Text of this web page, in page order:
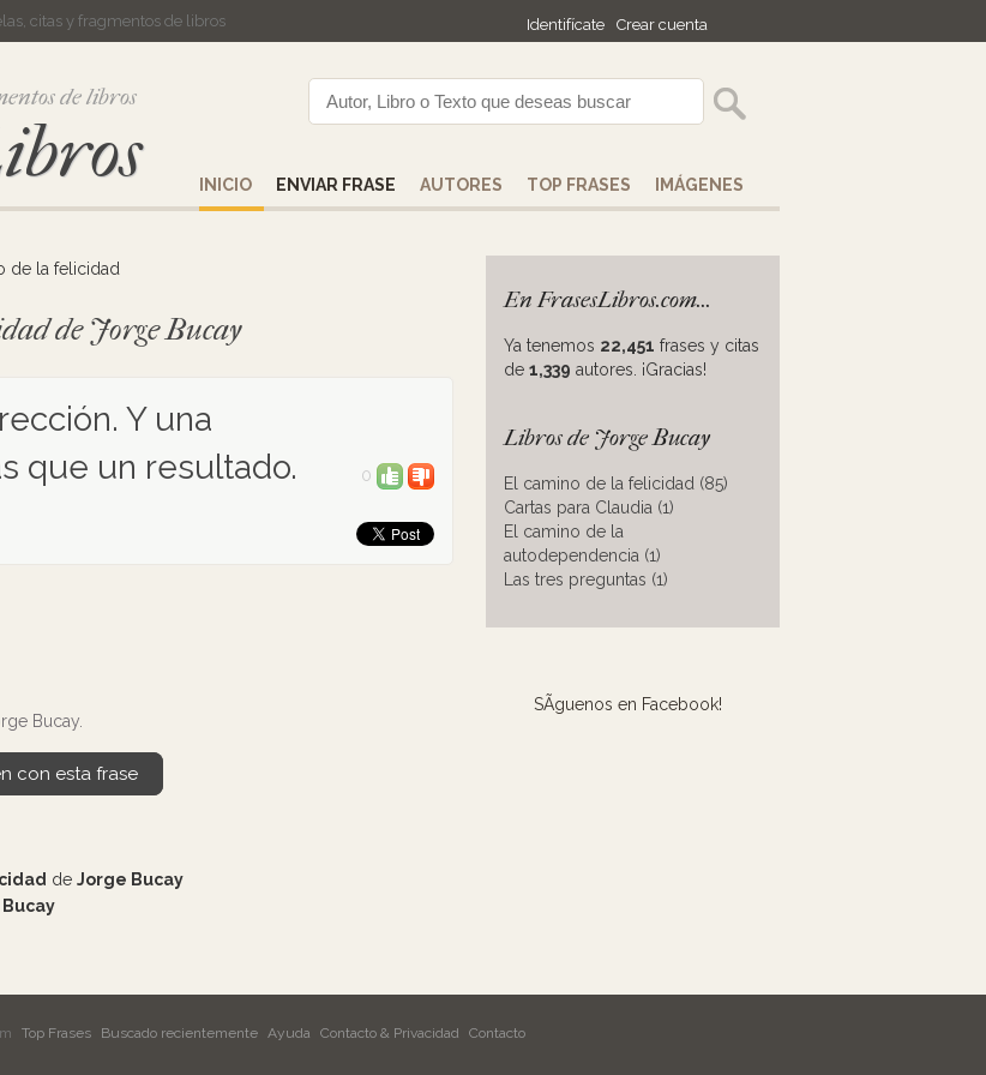
Identifícate Crear cuenta
citas y fragmentos de libros
de libros
INICIO ENVIAR FRASE AUTORES TOP FRASES IMÁGENES
de la felicidad
de Jorge Bucay
Y una
que un resultado.
0
Bucay.
con esta frase
de Jorge Bucay
En FrasesLibros.com...
Ya tenemos 22,451 frases y citas
de 1,339 autores. ¡Gracias!
Libros de Jorge Bucay
El camino de la felicidad (85)
Cartas para Claudia (1)
El camino de la
autodependencia (1)
Las tres preguntas (1)
SÃ­guenos en Facebook!
Top Frases Buscado recientemente Ayuda Contacto & Privacidad Contacto